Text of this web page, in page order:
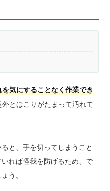
を気にすることなく作業でき
とほこりがたまって汚れて
と、手を切ってしまうこと
れば怪我を防げるため、で
う。